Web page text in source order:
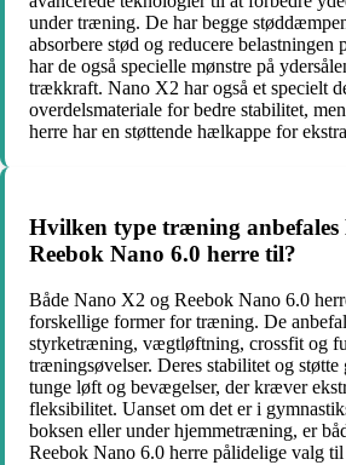
under træning. De har begge
absorbere stød og reducere belastningen
har de også specielle mønstre på
trækkraft. Nano X2 har også et specielt
overdelsmateriale for bedre stabilitet,
herre har en støttende hælkappe for
Hvilken type træning anbefales
Reebok Nano 6.0 herre til?
Både Nano X2 og Reebok Nano 6.0
forskellige former for træning. De
styrketræning, vægtløftning, crossfit og
træningsøvelser. Deres stabilitet og
tunge løft og bevægelser, der kræver
fleksibilitet. Uanset om det er i
boksen eller under hjemmetræning, er
Reebok Nano 6.0 herre pålidelige valg